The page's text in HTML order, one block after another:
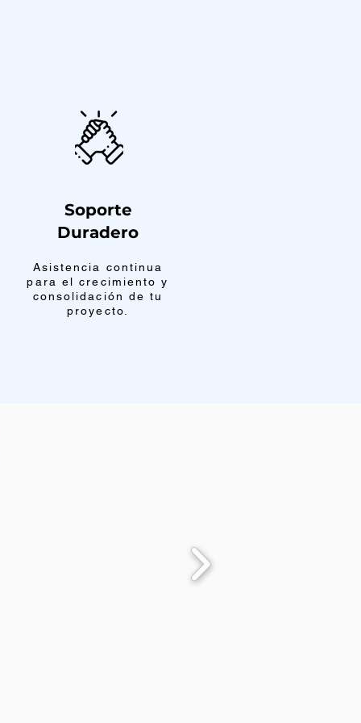
Soporte
Duradero
Asistencia continua
para el crecimiento y
consolidación de tu
proyecto.